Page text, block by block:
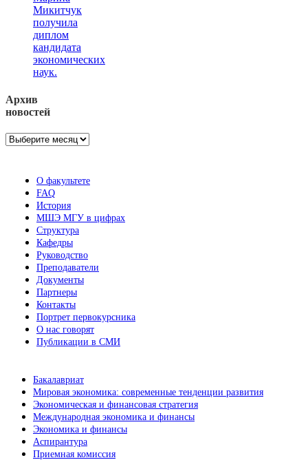
Микитчук
получила
диплом
кандидата
экономических
наук.
Архив
новостей
Архив
О факультете
FAQ
История
МШЭ МГУ в цифрах
Структура
Кафедры
Руководство
Преподаватели
Документы
Партнеры
Контакты
Портрет первокурсника
О нас говорят
Публикации в СМИ
Бакалавриат
Мировая экономика: современные тенденции развития
Экономическая и финансовая стратегия
Международная экономика и финансы
Экономика и финансы
Аспирантура
Приемная комиссия